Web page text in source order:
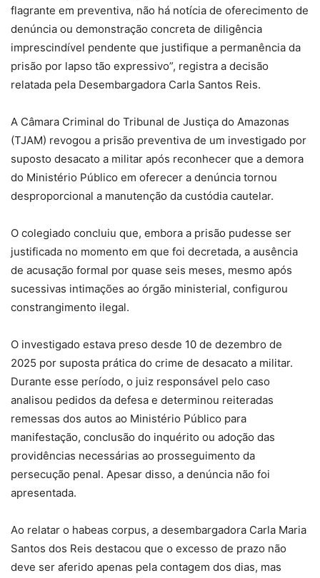
flagrante em preventiva, não há notícia de oferecimento de
denúncia ou demonstração concreta de diligência
imprescindível pendente que justifique a permanência da
prisão por lapso tão expressivo”, registra a decisão
relatada pela Desembargadora Carla Santos Reis.
A Câmara Criminal do Tribunal de Justiça do Amazonas
(TJAM) revogou a prisão preventiva de um investigado por
suposto desacato a militar após reconhecer que a demora
do Ministério Público em oferecer a denúncia tornou
desproporcional a manutenção da custódia cautelar.
O colegiado concluiu que, embora a prisão pudesse ser
justificada no momento em que foi decretada, a ausência
de acusação formal por quase seis meses, mesmo após
sucessivas intimações ao órgão ministerial, configurou
constrangimento ilegal.
O investigado estava preso desde 10 de dezembro de
2025 por suposta prática do crime de desacato a militar.
Durante esse período, o juiz responsável pelo caso
analisou pedidos da defesa e determinou reiteradas
remessas dos autos ao Ministério Público para
manifestação, conclusão do inquérito ou adoção das
providências necessárias ao prosseguimento da
persecução penal. Apesar disso, a denúncia não foi
apresentada.
Ao relatar o habeas corpus, a desembargadora Carla Maria
Santos dos Reis destacou que o excesso de prazo não
deve ser aferido apenas pela contagem dos dias, mas